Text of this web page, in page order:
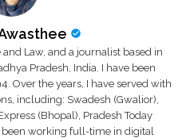
Law, and a journalist based in
Pradesh, India. I have been
Over the years, I have served with
including: Swadesh (Gwalior),
(Bhopal), Pradesh Today
been working full-time in digital